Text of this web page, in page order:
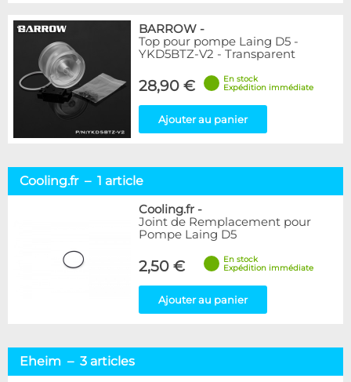
BARROW -
Top pour pompe Laing D5 -
YKD5BTZ-V2 - Transparent
28,90 €
En stock
Expédition immédiate
Ajouter au panier
Cooling.fr – 1 article
Cooling.fr -
Joint de Remplacement pour
Pompe Laing D5
2,50 €
En stock
Expédition immédiate
Ajouter au panier
Eheim – 3 articles